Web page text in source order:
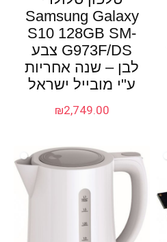
Samsung Galaxy
S10 128GB SM-
G973F/DS צבע
לבן – שנה אחריות
ע"י מובייל ישראל
₪2,749.00